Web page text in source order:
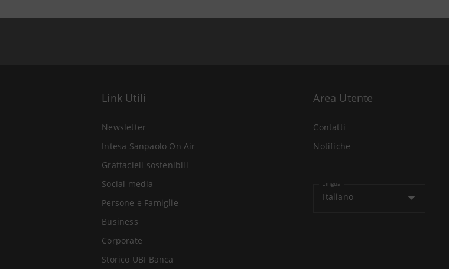
Link Utili
Newsletter
Intesa Sanpaolo On Air
Grattacieli sostenibili
Social media
Persone e Famiglie
Business
Corporate
Storico UBI Banca
Area Utente
Contatti
Notifiche
Lingua
Italiano